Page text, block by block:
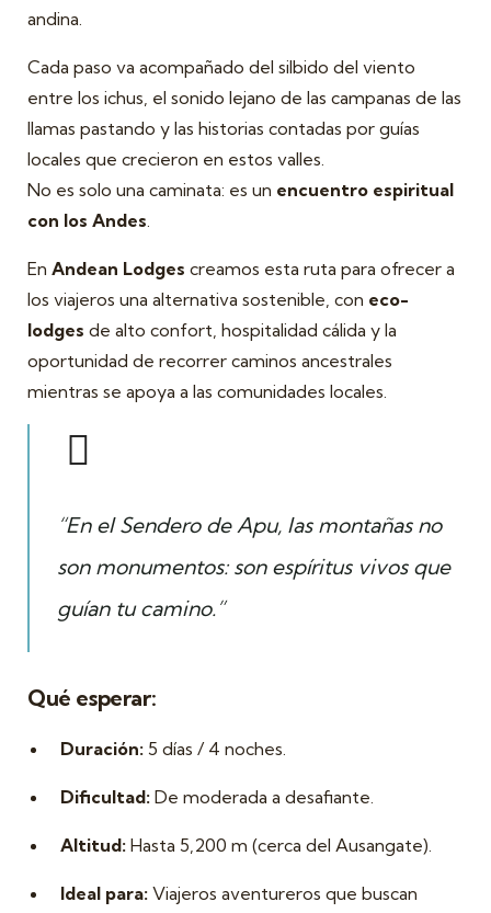
andina.
Cada paso va acompañado del silbido del viento
entre los ichus, el sonido lejano de las campanas de las
llamas pastando y las historias contadas por guías
locales que crecieron en estos valles.
No es solo una caminata: es un encuentro espiritual
con los Andes.
En Andean Lodges creamos esta ruta para ofrecer a
los viajeros una alternativa sostenible, con eco-
lodges de alto confort, hospitalidad cálida y la
oportunidad de recorrer caminos ancestrales
mientras se apoya a las comunidades locales.
“En el Sendero de Apu, las montañas no
son monumentos: son espíritus vivos que
guían tu camino.”
Qué esperar:
Duración: 5 días / 4 noches.
Dificultad: De moderada a desafiante.
Altitud: Hasta 5,200 m (cerca del Ausangate).
Ideal para: Viajeros aventureros que buscan